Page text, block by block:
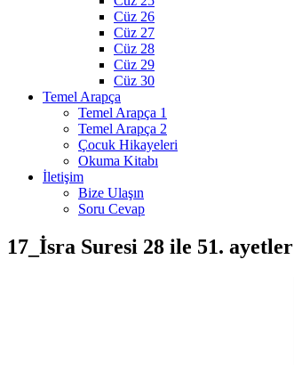
Cüz 26
Cüz 27
Cüz 28
Cüz 29
Cüz 30
Temel Arapça
Temel Arapça 1
Temel Arapça 2
Çocuk Hikayeleri
Okuma Kitabı
İletişim
Bize Ulaşın
Soru Cevap
17_İsra Suresi 28 ile 51. ayetler